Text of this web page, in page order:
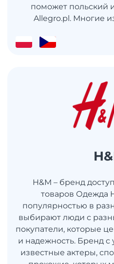
поможет польский
Allegro.pl. Многие
H&M – бренд
товаров Одежда
популярностью в
выбирают люди с
покупатели, которые
и надежность. Бренд с
известные актеры,